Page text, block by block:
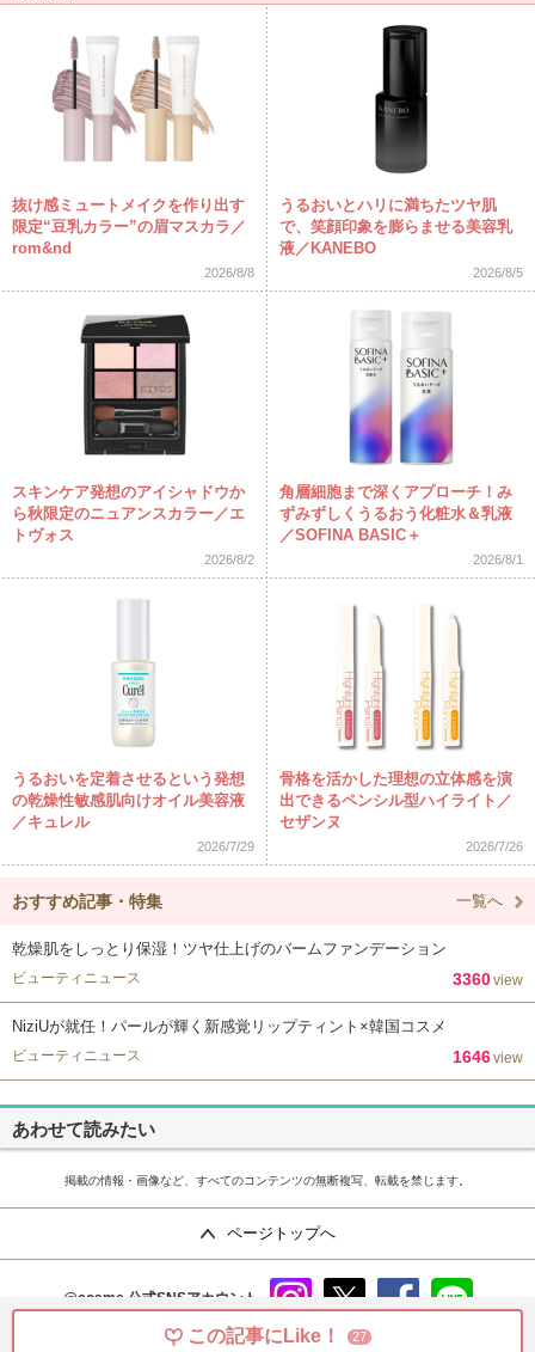
抜け感ミュートメイクを作り出す
限定“豆乳カラー”の眉マスカラ／
rom&nd
2026/8/8
うるおいとハリに満ちたツヤ肌
で、笑顔印象を膨らませる美容乳
液／KANEBO
2026/8/5
スキンケア発想のアイシャドウか
ら秋限定のニュアンスカラー／エ
トヴォス
2026/8/2
角層細胞まで深くアプローチ！み
ずみずしくうるおう化粧水＆乳液
／SOFINA BASIC＋
2026/8/1
うるおいを定着させるという発想
の乾燥性敏感肌向けオイル美容液
／キュレル
2026/7/29
骨格を活かした理想の立体感を演
出できるペンシル型ハイライト／
セザンヌ
2026/7/26
おすすめ記事・特集 一覧へ
乾燥肌をしっとり保湿！ツヤ仕上げのバームファンデーション
ビューティニュース 3360view
NiziUが就任！パールが輝く新感覚リップティント×韓国コスメ
ビューティニュース 1646view
この記事にLike！ 27
あわせて読みたい
掲載の情報・画像など、すべてのコンテンツの無断複写、転載を禁じます。
ページトップへ
@cosme 公式SNSアカウント
instag
x